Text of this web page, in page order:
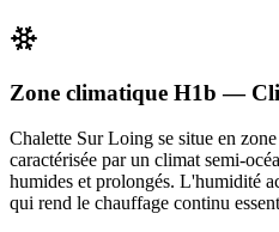
Zone climatique H1b —
Chalette Sur Loing se situe en zone
caractérisée par un climat semi-
humides et prolongés. L'humidité
qui rend le chauffage continu